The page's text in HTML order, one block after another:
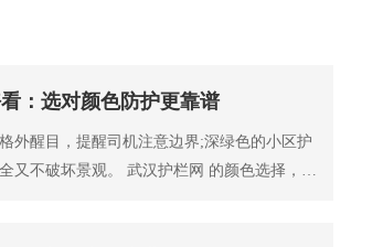
：选对颜色防护更靠谱
外醒目，提醒司机注意边界;深绿色的小区护
又不破坏景观。 武汉护栏网 的颜色选择，从